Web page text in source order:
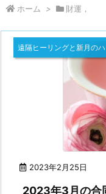
ホーム > 財運，
2023年2月25日
遠隔ヒーリングと新月の
2023年3月の合